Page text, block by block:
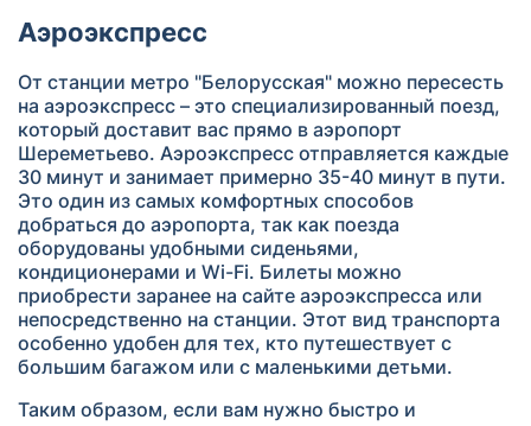
Аэроэкспресс
От станции метро "Белорусская" можно пересесть
на аэроэкспресс – это специализированный поезд,
который доставит вас прямо в аэропорт
Шереметьево. Аэроэкспресс отправляется каждые
30 минут и занимает примерно 35-40 минут в пути.
Это один из самых комфортных способов
добраться до аэропорта, так как поезда
оборудованы удобными сиденьями,
кондиционерами и Wi-Fi. Билеты можно
приобрести заранее на сайте аэроэкспресса или
непосредственно на станции. Этот вид транспорта
особенно удобен для тех, кто путешествует с
большим багажом или с маленькими детьми.
Таким образом, если вам нужно быстро и